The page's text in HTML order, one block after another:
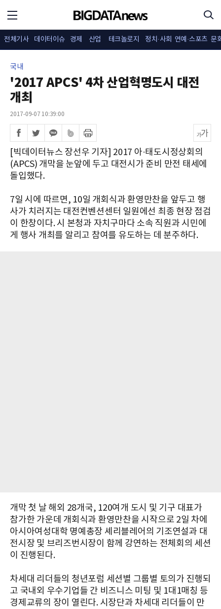
전체기사 데이터이슈 경제 산업 테크놀로지 정치·사회 연예·스포츠 문
국내
'2017 APCS' 4차 산업혁명도시 대전
개최
2017-09-07 10:39:00
[빅데이터뉴스 장선우 기자] 2017 아·태도시정상회의
(APCS) 개막을 눈앞에 두고 대전시가 준비 만전 태세에
돌입했다.
7일 시에 따르면, 10일 개회식과 환영만찬을 앞두고 행
사가 치러지는 대전컨벤션센터 일원에선 최종 현장 점검
이 한창이다. 시 본청과 자치구마다 소속 직원과 시민에
게 행사 개최를 알리고 참여를 유도하는 데 분주하다.
개막 첫 날 해외 28개국, 120여개 도시 및 기구 대표가
참가한 가운데 개회식과 환영만찬을 시작으로 2일 차에
아시아여성대학 명예총장 셰리블레어의 기조연설과 대
전시장 및 브리즈번시장이 함께 강연하는 전체회의 세션
이 진행된다.
차세대 리더들의 청년포럼 세션별 그룹별 토의가 진행되
고 국내외 우수기업들 간 비즈니스 미팅 및 1대1매칭 등
경제교류의 장이 열린다. 시장단과 차세대 리더들이 만